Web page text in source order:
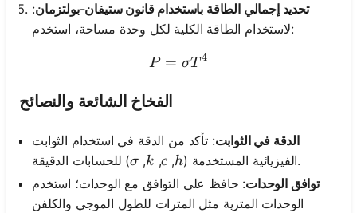
تحديد إجمالي الطاقة باستخدام قانون ستيفان-بولتزمان:
لاستخدام الطاقة الكلية لكل وحدة مساحة، استخدم:
P = \sigma T^4
P = σT 4
الفخاخ الشائعة والنصائح
الدقة في الثوابت: تأكد من الدقة في استخدام الثوابت
الفيزيائية المستخدمة (h
h
,
c
c
,
k
k
,
\sigma
σ
) للحسابات الدقيقة.
توافق الوحدات: حافظ على التوافق مع الوحدات؛ استخدم
الوحدات المترية مثل المترات للطول الموجي والكلفن